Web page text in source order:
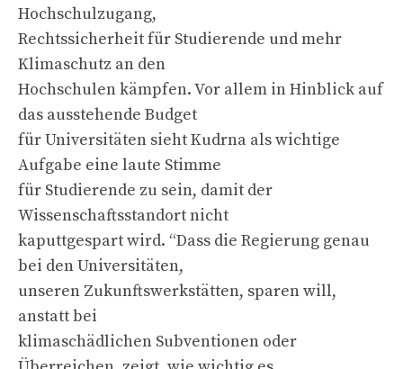
Hochschulzugang,
Rechtssicherheit für Studierende und mehr
Klimaschutz an den
Hochschulen kämpfen. Vor allem in Hinblick auf
das ausstehende Budget
für Universitäten sieht Kudrna als wichtige
Aufgabe eine laute Stimme
für Studierende zu sein, damit der
Wissenschaftsstandort nicht
kaputtgespart wird. “Dass die Regierung genau
bei den Universitäten,
unseren Zukunftswerkstätten, sparen will,
anstatt bei
klimaschädlichen Subventionen oder